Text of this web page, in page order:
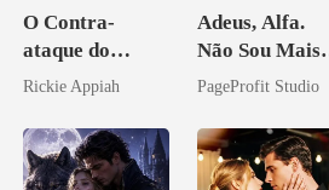
O Contra-
ataque do
Bilionário
Rickie Appiah
Adeus, Alfa.
Não Sou Mais
Sua Bolsa de
PageProfit Studio